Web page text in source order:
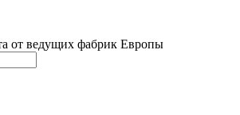
от ведущих фабрик Европы